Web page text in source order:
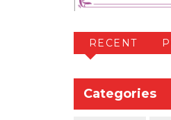
RECENT
Categories